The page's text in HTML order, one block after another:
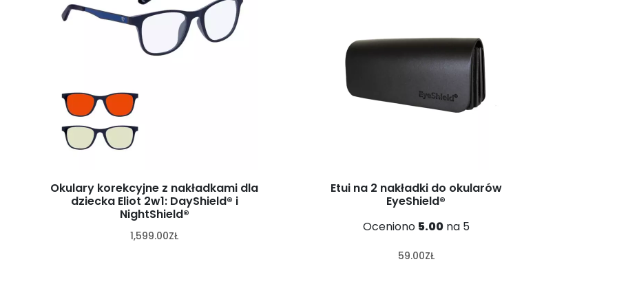
Okulary korekcyjne z nakładkami dla
dziecka Eliot 2w1: DayShield® i
NightShield®
1,599.00ZŁ
Etui na 2 nakładki do okularów
EyeShield®
Oceniono 5.00na 5
59.00ZŁ